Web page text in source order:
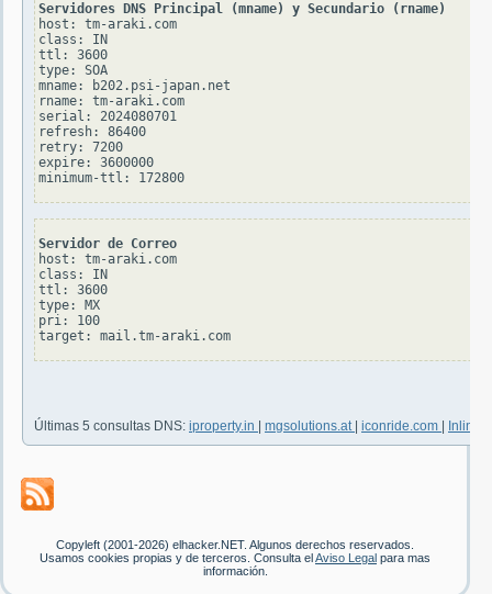
Servidores DNS Principal (mname) y Secundario (rname)
host: tm-araki.com
class: IN
ttl: 3600
type: SOA
mname: b202.psi-japan.net
rname: tm-araki.com
serial: 2024080701
refresh: 86400
retry: 7200
expire: 3600000
Servidor de Correo
host: tm-araki.com
class: IN
ttl: 3600
type: MX
pri: 100
Últimas 5 consultas DNS: iproperty.in mgsolutions.at iconride.com
Copyleft (2001-2026) elhacker.NET. Algunos derechos reservados.
Usamos cookies propias y de terceros. Consulta el Aviso Legal para mas
información.